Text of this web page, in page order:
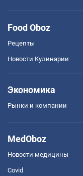
Food Oboz
Рецепты
Новости Кулинарии
Экономика
Рынки и компании
MedOboz
Новости медицины
Covid